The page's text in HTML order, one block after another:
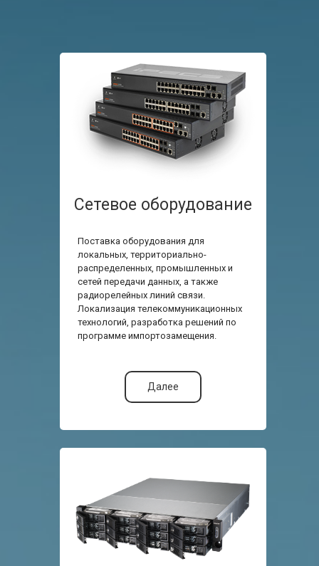
Сетевое оборудование
Поставка оборудования для
локальных, территориально-
распределенных, промышленных и
сетей передачи данных, а также
радиорелейных линий связи.
Локализация телекоммуникационных
технологий, разработка решений по
программе импортозамещения.
Далее